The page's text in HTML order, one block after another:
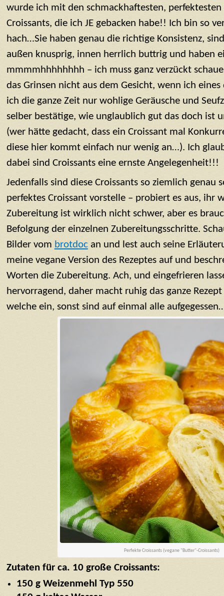
wurde ich mit den schmackhaftesten, perfektesten
Croissants, die ich JE gebacken habe!! Ich bin so
hach…Sie haben genau die richtige Konsistenz,
außen knusprig, innen herrlich buttrig und haben
mmmmhhhhhhhh – ich muss ganz verzückt
das Grinsen nicht aus dem Gesicht, wenn ich eines
ich die ganze Zeit nur wohlige Geräusche und
selber bestätige, wie unglaublich gut das doch ist
(wer hätte gedacht, dass ein Croissant mal
diese hier kommt einfach nur wenig an…). Ich
dabei sind Croissants eine ernste Angelegenheit!!!
Jedenfalls sind diese Croissants so ziemlich genau
perfektes Croissant vorstelle – probiert es aus, ihr
Zubereitung ist wirklich nicht schwer, aber es
Befolgung der einzelnen Zubereitungsschritte.
Bilder vom brotdocan und lest auch seine
meine vegane Version des Rezeptes auf und
Worten die Zubereitung. Ach, und eingefrieren
hervorragend, daher macht ruhig das ganze
welche ein, sonst sind auf einmal alle
Perfekte Croissants (vegane "Butter"-Croissants)
Zutaten für ca. 10 große Croissants:
150 g Weizenmehl Typ 550